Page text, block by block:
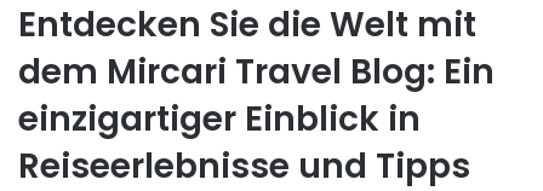
Entdecken Sie die Welt mit
dem Mircari Travel Blog: Ein
einzigartiger Einblick in
Reiseerlebnisse und Tipps